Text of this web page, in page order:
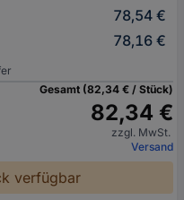
78,54 €
78,16 €
Gesamt (82,34 € / Stück)
82,34 €
zzgl. MwSt.
Versand
verfügbar